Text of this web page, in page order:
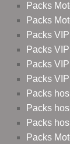
Packs
Packs
Packs
Packs
Packs
Packs
Packs
Packs
Packs
Packs